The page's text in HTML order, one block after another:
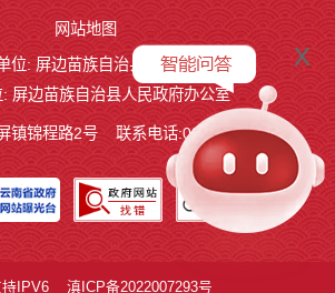
网站地图
位: 屏边苗族自治县人民政府
: 屏边苗族自治县人民政府办公室
镇锦程路2号 联系电话:0873-3221803
x
持IPV6 滇ICP备2022007293号